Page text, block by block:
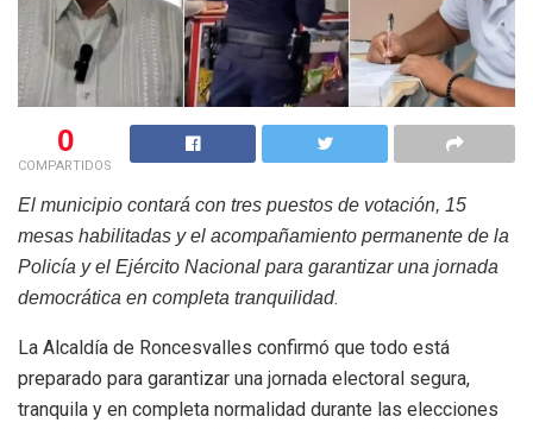
0
COMPARTIDOS
El municipio contará con tres puestos de votación, 15
mesas habilitadas y el acompañamiento permanente de la
Policía y el Ejército Nacional para garantizar una jornada
democrática en completa tranquilidad.
La Alcaldía de Roncesvalles confirmó que todo está
preparado para garantizar una jornada electoral segura,
tranquila y en completa normalidad durante las elecciones